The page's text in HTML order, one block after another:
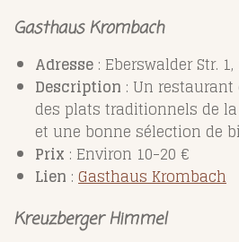
Gasthaus Krombach
Adresse : Eberswalder Str.
Description : Un
des plats traditionnels de
et une bonne sélection de
Prix : Environ 10-20 €
Lien : GasthausKrombach
Kreuzberger Himmel